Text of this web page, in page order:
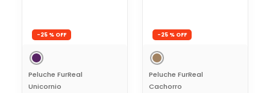
-25 %
Peluche FurReal
Unicornio
-25 %
Peluche FurReal
Cachorro